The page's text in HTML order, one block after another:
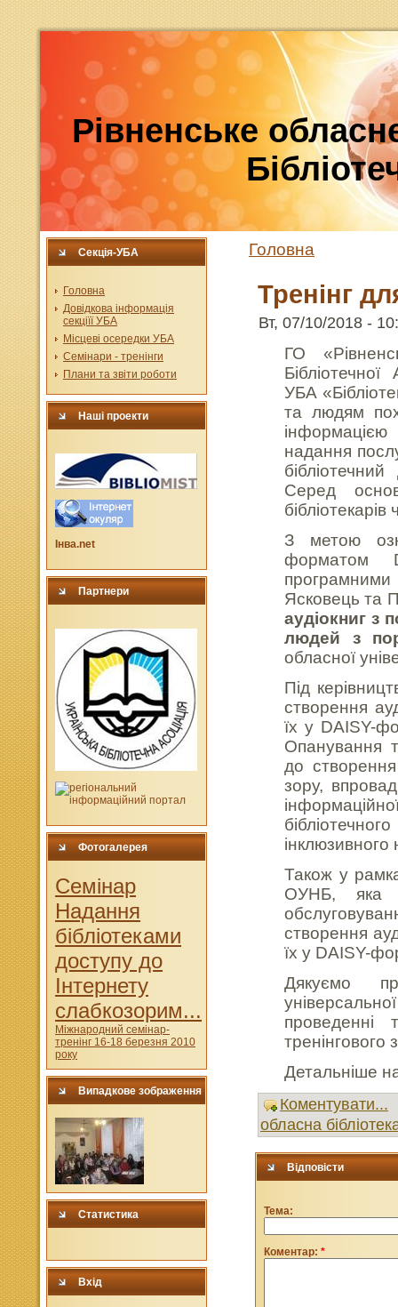
Рівненське
Секція-УБА
Головна
Довідкова інформація
секціїї УБА
Місцеві осередки УБА
Семінари - тренінги
Плани та звіти роботи
Наші проекти
Інва.net
Партнери
Фотогалерея
Cемінар
Надання
бібліотеками
доступу до
Інтернету
слабкозорим...
Міжнародний семінар-
тренінг 16-18 березня 2010
року
Випадкове зображення
Статистика
Вхід
Головна
Тренінг
Вт, 07/10/2018 -
ГО
Бібліотечної
УБА
та людям
надання
Серед
З метою
форматом
Ясковець та
аудіокниг з
людей з
обласної
Під
створення
їх у DAISY-
Опанування
до
зору,
Також у
ОУНБ, яка
створення
їх у DAISY-
Дякуємо
проведенні
тренінгового
Детальніше на
Коментувати...
обласна
Відповісти
Тема:
Коментар: *